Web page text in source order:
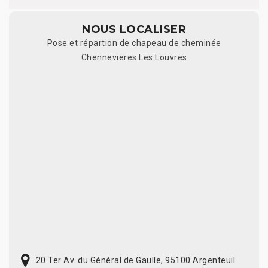
NOUS LOCALISER
Pose et répartion de chapeau de cheminée
Chennevieres Les Louvres
20 Ter Av. du Général de Gaulle, 95100 Argenteuil